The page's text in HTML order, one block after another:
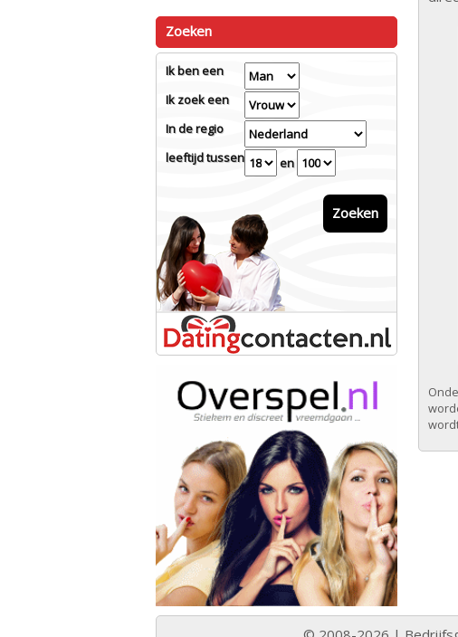
Zoeken
Ik ben een
Ik zoek een
In de regio
leeftijd tussen
en
Zoeken